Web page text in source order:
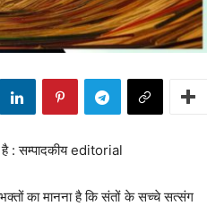
है : सम्पादकीय editorial
का मानना है कि संतों के सच्चे सत्संग